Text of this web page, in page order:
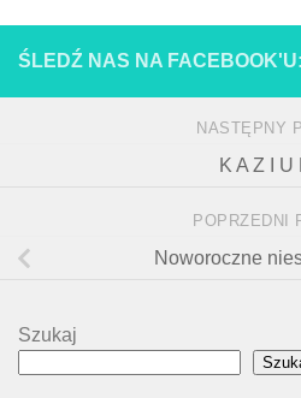
ŚLEDŹ NAS NA FACEBOOK'U:
NASTĘPNY
K A Z I U
POPRZEDNI
Noworoczne
Szukaj